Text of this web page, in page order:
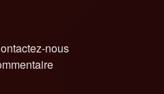
nous